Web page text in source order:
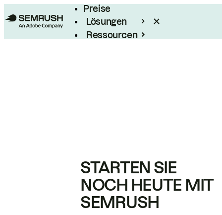
Preise
Lösungen
Ressourcen
STARTEN SIE
NOCH HEUTE MIT
SEMRUSH